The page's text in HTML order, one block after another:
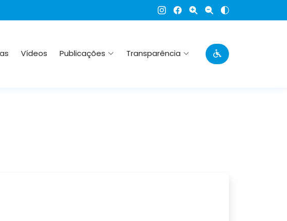
Vídeos Publicações Transparência